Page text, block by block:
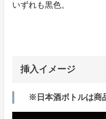
いずれも黒色。
挿入イメージ
※日本酒ボトルは商